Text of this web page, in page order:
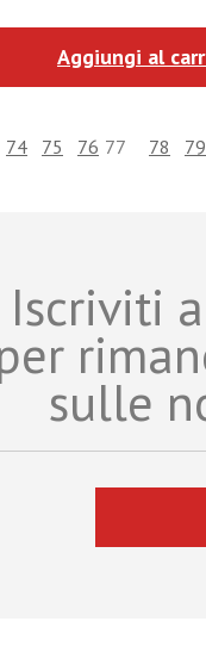
Aggiungi al
74 75 76 77 78 79
Iscriviti
sulle